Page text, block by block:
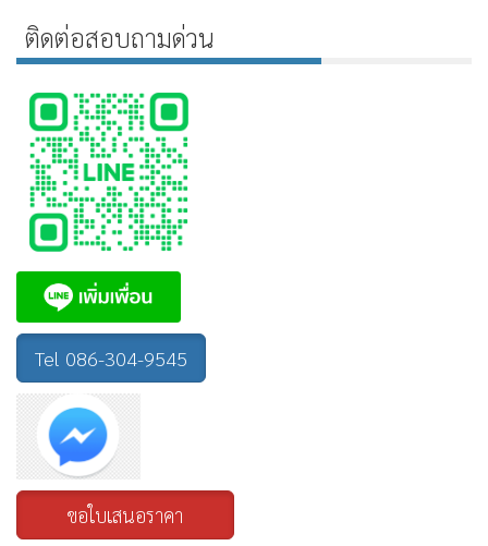
ติดต่อสอบถามด่วน
Tel 086-304-9545
ขอใบเสนอราคา